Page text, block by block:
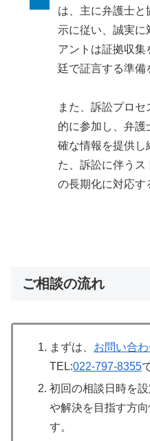
は、主に弁護士と
示に従い、誠実に
アントは証拠収
廷で証言する準備
また、訴訟プロ
的に参加し、弁護
確な情報を提供し
た、訴訟に伴うス
の長期化に対応す
ご相談の流れ
まずは、 お問い合
TEL:022-797-8355
初回の相談日時を
や解決を目指す方
す。